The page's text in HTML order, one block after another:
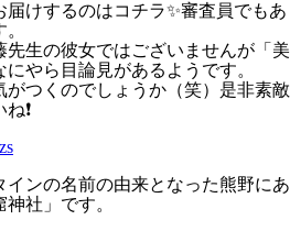
届けするのはコチラ✨審査員でもあ
先生の彼女ではございませんが「美
やら目論見があるようです。
がつくのでしょうか（笑）是非素敵
ね❗️
ンの名前の由来となった熊野にあ
社」です。